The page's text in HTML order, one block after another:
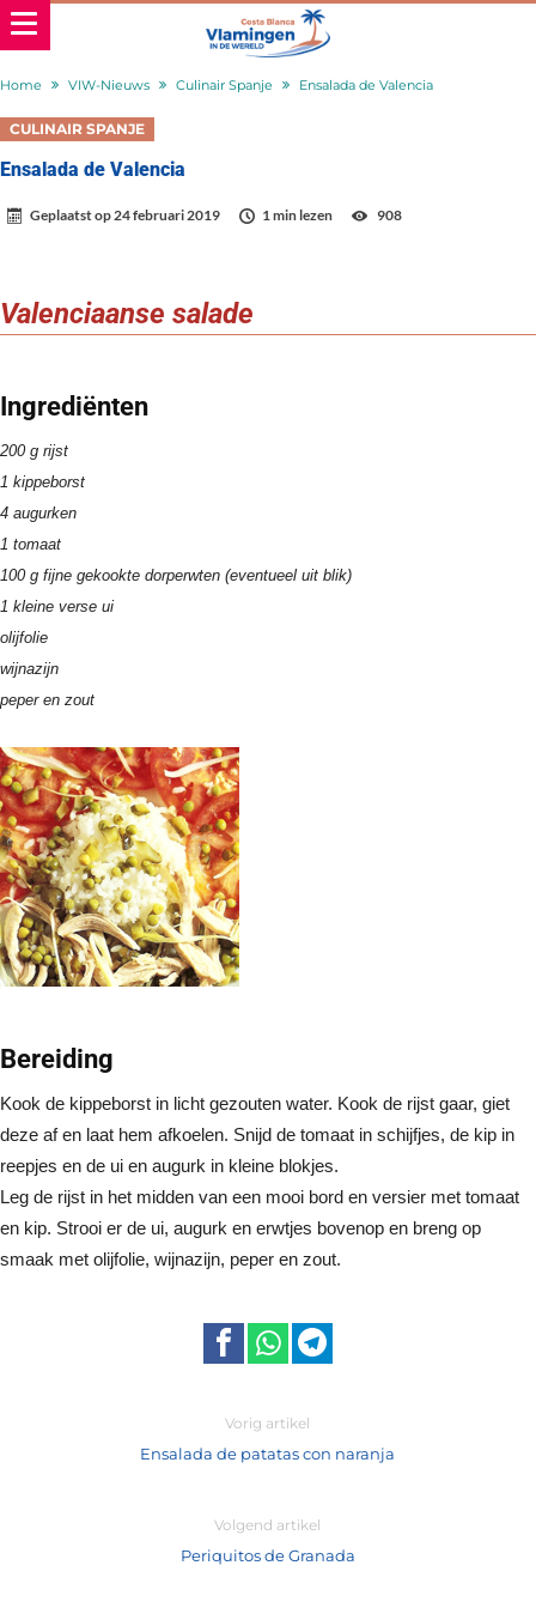
Home VIW-Nieuws Culinair Spanje Ensalada de Valencia
CULINAIR SPANJE
Ensalada de Valencia
Geplaatst op24 februari 2019 1 min lezen 908
Valenciaanse salade
Ingrediënten
200 g rijst
1 kippeborst
4 augurken
1 tomaat
100 g fijne gekookte dorperwten (eventueel uit blik)
1 kleine verse ui
olijfolie
wijnazijn
peper en zout
Bereiding
Kook de kippeborst in licht gezouten water. Kook de rijst gaar, giet
deze af en laat hem afkoelen. Snijd de tomaat in schijfjes, de kip in
reepjes en de ui en augurk in kleine blokjes.
Leg de rijst in het midden van een mooi bord en versier met tomaat
en kip. Strooi er de ui, augurk en erwtjes bovenop en breng op
smaak met olijfolie, wijnazijn, peper en zout.
Vorig artikel
Ensalada de patatas con naranja
Volgend artikel
Periquitos de Granada